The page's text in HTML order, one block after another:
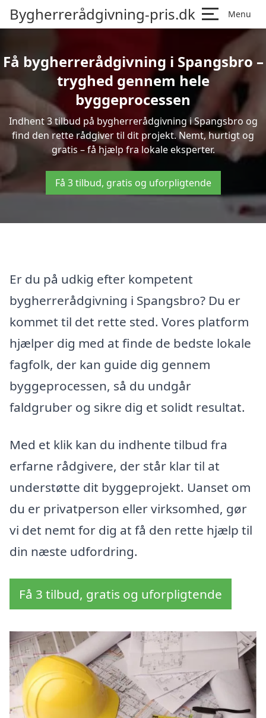
Bygherrerådgivning-pris.dk Menu
Få bygherrerådgivning i Spangsbro –
tryghed gennem hele
byggeprocessen
Indhent 3 tilbud på bygherrerådgivning i Spangsbro og
find den rette rådgiver til dit projekt. Nemt, hurtigt og
gratis – få hjælp fra lokale eksperter.
Få 3 tilbud, gratis og uforpligtende
Er du på udkig efter kompetent
bygherrerådgivning i Spangsbro? Du er
kommet til det rette sted. Vores platform
hjælper dig med at finde de bedste lokale
fagfolk, der kan guide dig gennem
byggeprocessen, så du undgår
faldgruber og sikre dig et solidt resultat.
Med et klik kan du indhente tilbud fra
erfarne rådgivere, der står klar til at
understøtte dit byggeprojekt. Uanset om
du er privatperson eller virksomhed, gør
vi det nemt for dig at få den rette hjælp til
din næste udfordring.
Få 3 tilbud, gratis og uforpligtende